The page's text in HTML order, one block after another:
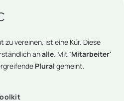
zu vereinen, ist eine Kür. Diese
analle. Mit 'Mitarbeiter'
Plural gemeint.